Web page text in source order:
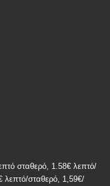
σταθερό, 1.58€ λεπτό/
σταθερό, 1,59€/